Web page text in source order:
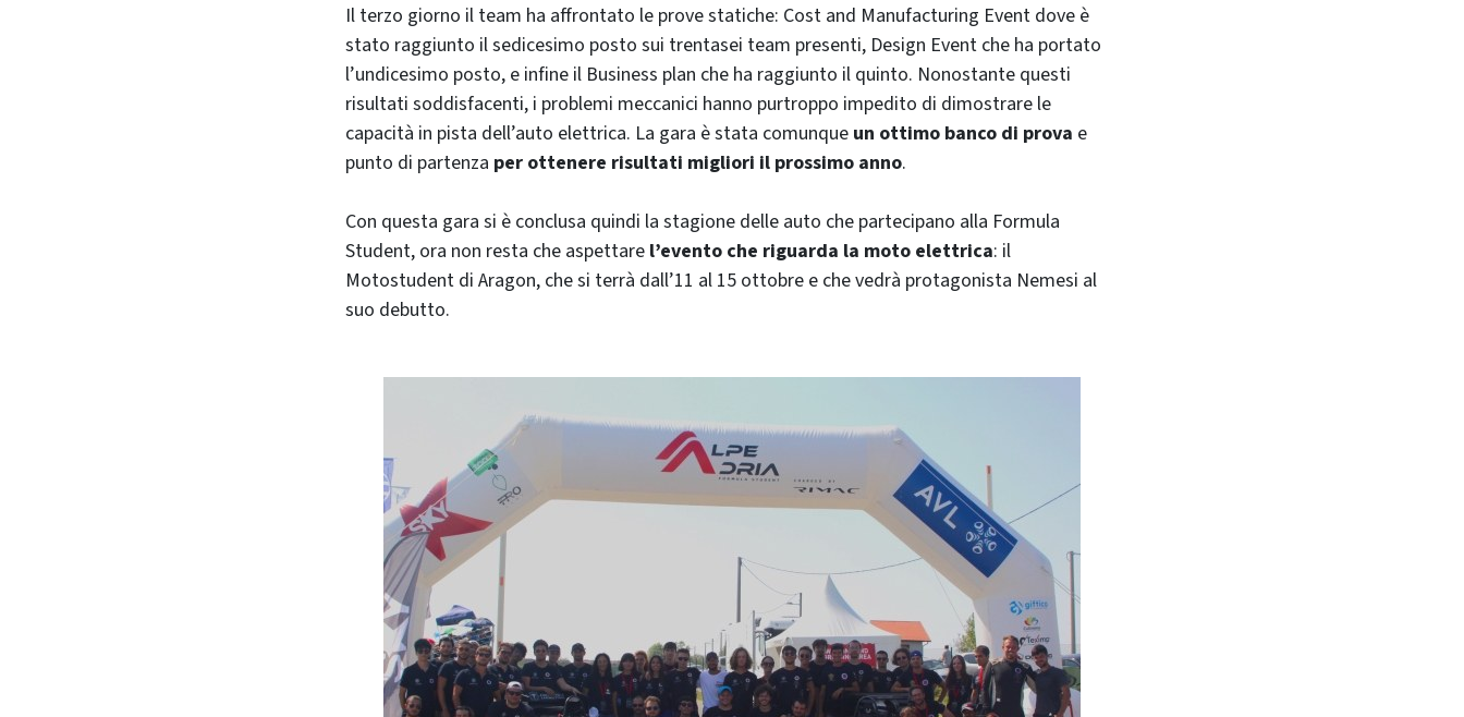
Il terzo giorno il team ha affrontato le prove statiche: Cost and Manufacturing Event dove è
stato raggiunto il sedicesimo posto sui trentasei team presenti, Design Event che ha portato
l’undicesimo posto, e infine il Business plan che ha raggiunto il quinto. Nonostante questi
risultati soddisfacenti, i problemi meccanici hanno purtroppo impedito di dimostrare le
capacità in pista dell’auto elettrica. La gara è stata comunque un ottimo banco di prova e
punto di partenza per ottenere risultati migliori il prossimo anno.
Con questa gara si è conclusa quindi la stagione delle auto che partecipano alla Formula
Student, ora non resta che aspettare l’evento che riguarda la moto elettrica: il
Motostudent di Aragon, che si terrà dall’11 al 15 ottobre e che vedrà protagonista Nemesi al
suo debutto.